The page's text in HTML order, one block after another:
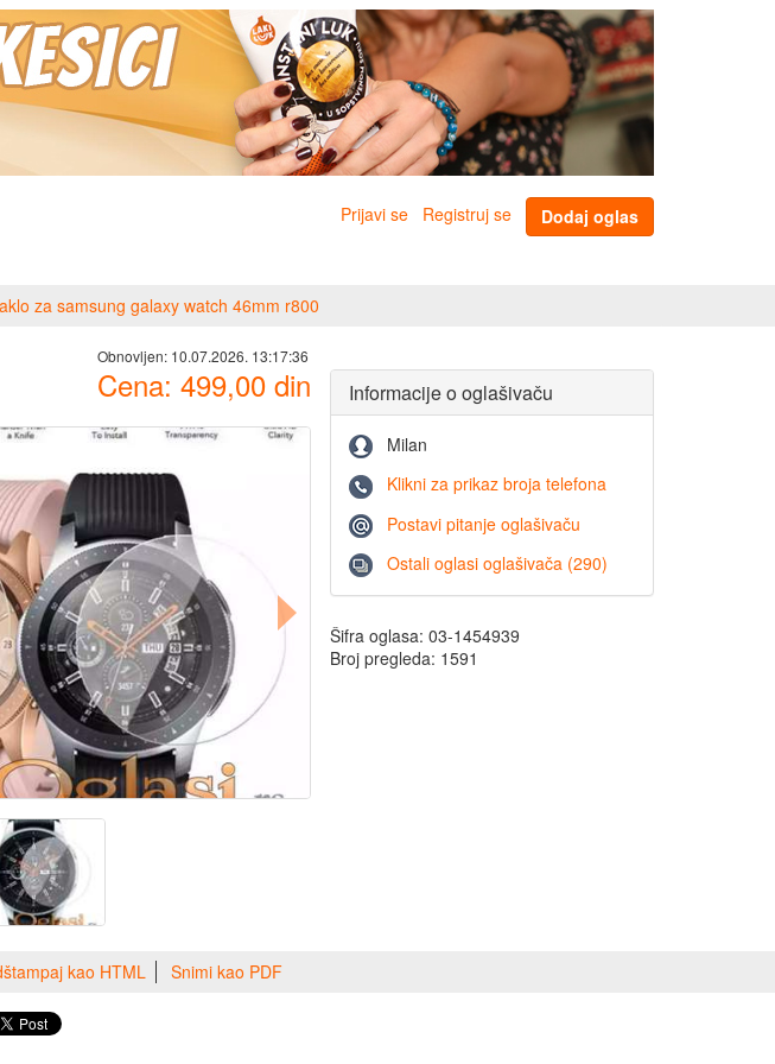
Prijavi se Registruj se Dodaj oglas
za samsung galaxy watch 46mm r800
Obnovljen: 10.07.2026. 13:17:36
Cena: 499,00 din Informacije o oglašivaču
Milan
Klikni za prikaz broja telefona
Postavi pitanje oglašivaču
Ostali oglasi oglašivača (290)
Šifra oglasa: 03-1454939
Broj pregleda: 1591
kao HTML Snimi kao PDF